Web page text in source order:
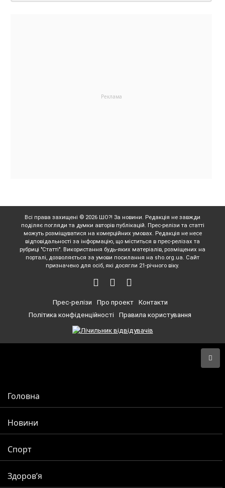
Всі права захищені © 2026 ШО?! За новини. Редакція не завжди
поділяє погляди та думки авторів публікацій. Прес-релізи та статті
можуть розміщуватися на комерційних умовах. Редакція не несе
відповідальності за інформацію, що міститься в прес-релізах та
рубриці "Статті". Використання будь-яких матеріалів, розміщених на
порталі, дозволяється за умови посилання на sho.org.ua. Сайт
призначено для осіб, які досягли 21-річного віку.
Прес-релізи Про проект
Контакти
Політика конфіденційності
Правила користування
Головна
Новини
Спорт
Здоров’я